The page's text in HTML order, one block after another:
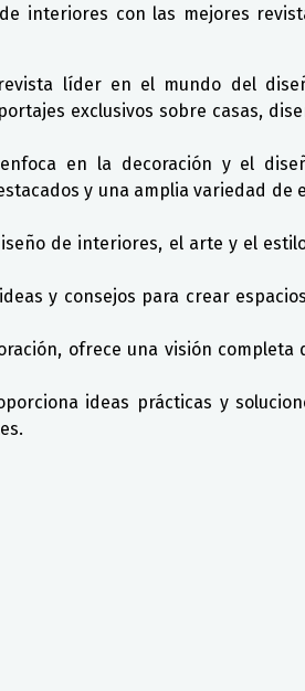
interiores con las mejores
líder en el mundo del
exclusivos sobre casas,
en la decoración y el
y una amplia variedad de
de interiores, el arte y el
y consejos para crear
ofrece una visión
ideas prácticas y